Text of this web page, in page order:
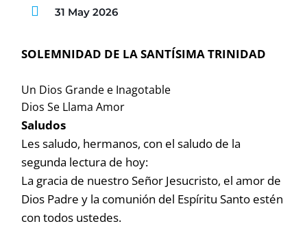
31 May 2026
SOLEMNIDAD DE LA SANTÍSIMA TRINIDAD
Un Dios Grande e Inagotable
Dios Se Llama Amor
Saludos
Les saludo, hermanos, con el saludo de la
segunda lectura de hoy:
La gracia de nuestro Señor Jesucristo, el amor de
Dios Padre y la comunión del Espíritu Santo estén
con todos ustedes.